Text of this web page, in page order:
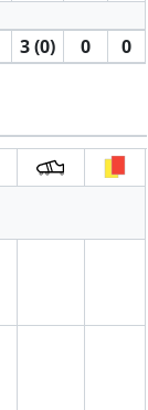
3 (0) 0 0